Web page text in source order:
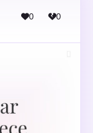
0 0